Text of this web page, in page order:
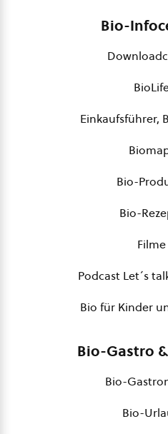
Bio-
Einkaufsführer,
Bio-
Bio-
Filme
Podcast Let´s
Bio für Kinder
Bio-Gastro
Bio-
Bio-